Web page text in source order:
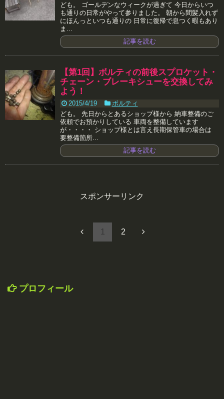
ども。 ゴールデンなウィークが過ぎて 今日からいつ
も通りの日常がやって参りました。 朝から間髪入れず
にほんっといつも通りの 日常に復帰で息つく暇もあり
ま...
記事を読む
【第1回】ボルティの前後スプロケット・
チェーン・ブレーキシューを交換してみ
よう！
2015/4/19
ボルティ
ども。 先日からとあるショップ様から 納車整備のご
依頼でお預かりしている 車両を整備しています
が・・・・ ショップ様とは言え長期保管車の場合は
要整備箇所...
記事を読む
スポンサーリンク
1 2
プロフィール